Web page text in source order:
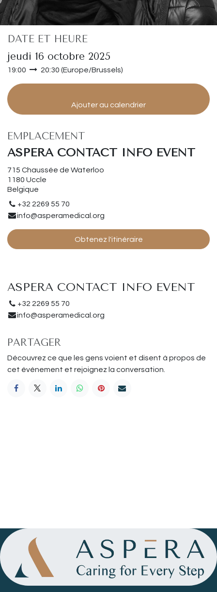
DATE ET HEURE
jeudi 16 octobre 2025
19:00 20:30 (Europe/Brussels)
Ajouter au calendrier
EMPLACEMENT
ASPERA CONTACT INFO EVENT
715 Chaussée de Waterloo
1180 Uccle
Belgique
+32 2269 55 70
info@asperamedical.org
Obtenez l'itinéraire
ASPERA CONTACT INFO EVENT
+32 2269 55 70
info@asperamedical.org
PARTAGER
Découvrez ce que les gens voient et disent à propos de
cet événement et rejoignez la conversation.